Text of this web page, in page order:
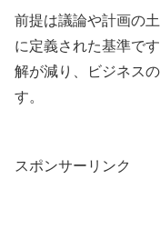
前提は議論や計画の
に定義された基準で
解が減り、ビジネス
す。
スポンサーリンク